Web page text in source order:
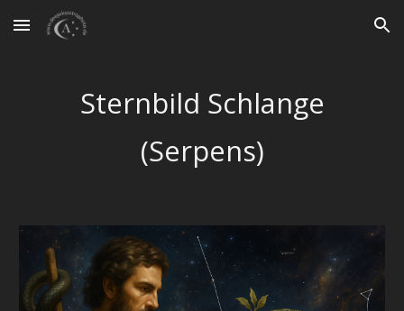
Skip to main content Skip to navigation
Sternbild Schlange
(Serpens)